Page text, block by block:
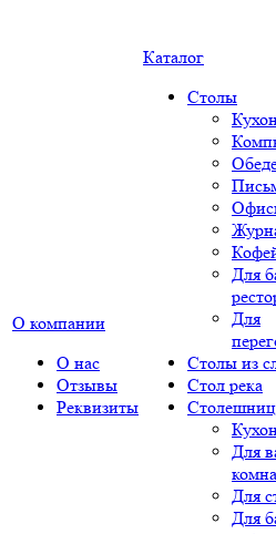
О компании
О нас
Отзывы
Реквизиты
Каталог
Столы
Для
Для
Столы из
Стол река
Для
Для
Для